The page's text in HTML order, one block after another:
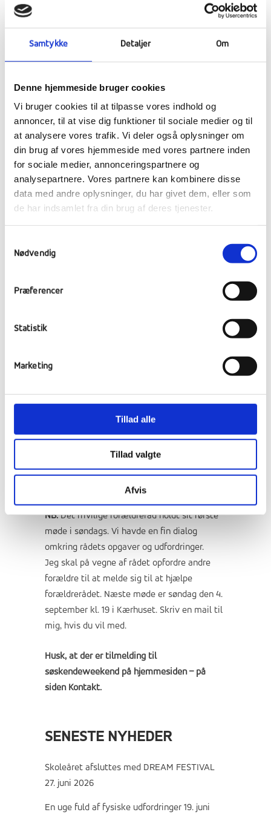
Samtykke Detaljer Om
Denne hjemmeside bruger cookies
Vi bruger cookies til at tilpasse vores indhold og
annoncer, til at vise dig funktioner til sociale medier og til
at analysere vores trafik. Vi deler også oplysninger om
din brug af vores hjemmeside med vores partnere inden
for sociale medier, annonceringspartnere og
analysepartnere. Vores partnere kan kombinere disse
data med andre oplysninger, du har givet dem, eller som
de har indsamlet fra din brug af deres tjenester.
Nødvendig
Præferencer
Statistik
Marketing
Tillad alle
Tillad valgte
Afvis
statsministeren valg – Det kan vist kaldes
aktuelisering af undervisningen. Nu får vi
debatere med eleverne i de næste 3 uger.
Pædagogisk har vi fortsat den fantastisk
den forrige weekend og i pædagogiskteam
har besluttet, at der skal bygges tillid op
igennem køkkentjensten hver aften de
på dialogløsninger. Det fælles mål er
problemerne og løse dem gennem opbygning
I denne weekend er der mere end 120 elever
Multikulturhus. Eleverne medvirker i bl.a.
hygge og afslapning inden det går løs igen
Med venlig hilsen og rigtig god weekend!
Olav Storm
NB:Det frivilige forældreråd holdt sit første
møde i søndags. Vi havde en fin dialog
omkring rådets opgaver og udfordringer.
Jeg skal på vegne af rådet opfordre andre
forældre til at melde sig til at hjælpe
forældrerådet. Næste møde er søndag den 4.
september kl. 19 i Kærhuset. Skriv en mail til
mig, hvis du vil med.
Husk, at der er tilmelding til
søskendeweekend på hjemmesiden – på
siden Kontakt.
SENESTE NYHEDER
Skoleåret afsluttes med DREAM FESTIVAL
27. juni 2026
En uge fuld af fysiske udfordringer 19. juni